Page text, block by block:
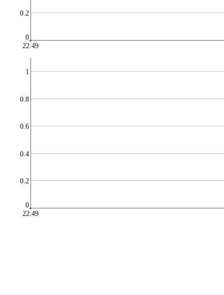
0
0.2
22:49
0
0.2
0.4
0.6
0.8
1
22:49